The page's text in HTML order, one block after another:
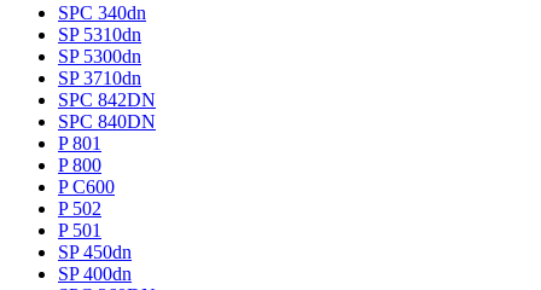
SPC 340dn
SP 5310dn
SP 5300dn
SP 3710dn
SPC 842DN
SPC 840DN
P 801
P 800
P C600
P 502
P 501
SP 450dn
SP 400dn